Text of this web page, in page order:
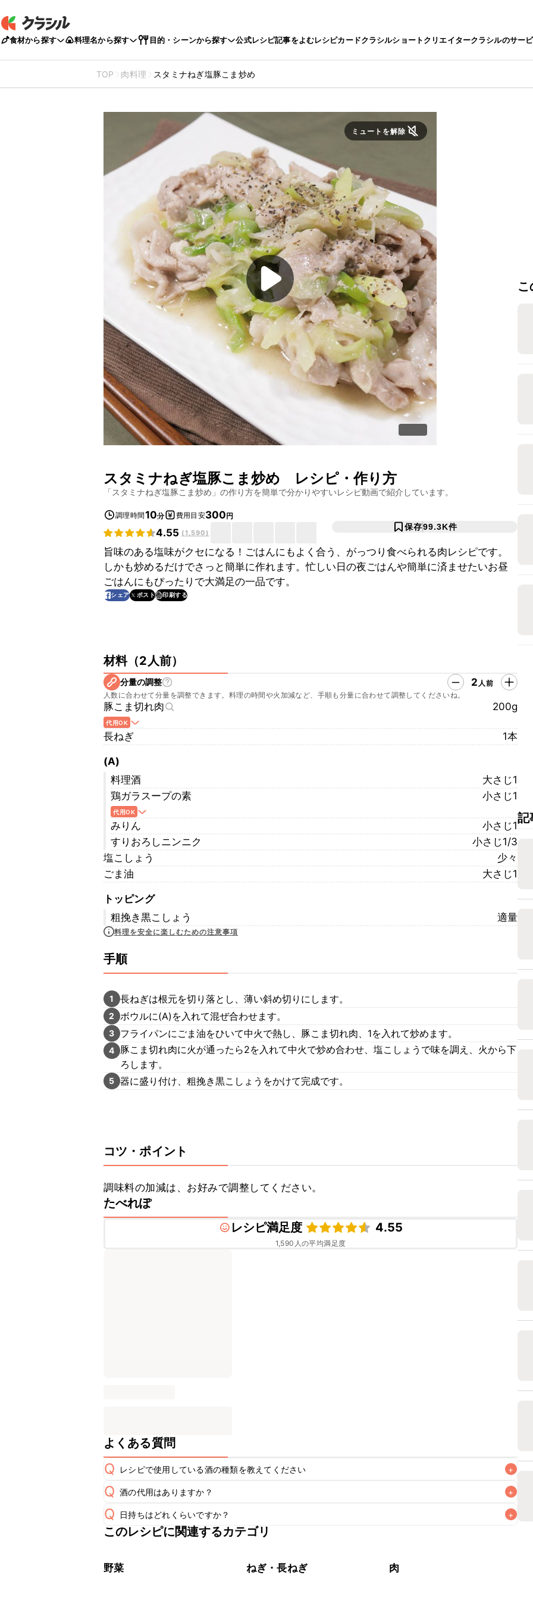
食材から探す 料理名から探す 目的・シーンから探す 公式レシピ記事をよむレシピカードクラシルショートクリエイタークラシルのサー
TOP 肉料理 スタミナねぎ塩豚こま炒め
ミュートを解除
スタミナねぎ塩豚こま炒め レシピ・作り方
「スタミナねぎ塩豚こま炒め 」の作り方を簡単で分かりやすいレシピ動画で紹介しています。
調理時間10分 費用目安300円
4.55 (1,590)
保存99.3K件
旨味のある塩味がクセになる！ごはんにもよく合う、がっつり食べられる肉レシピです。
しかも炒めるだけでさっと簡単に作れます。忙しい日の夜ごはんや簡単に済ませたいお昼
ごはんにもぴったりで大満足の一品です。
シェア ポスト 印刷する
材料（2人前）
分量の調整 2 人前
人数に合わせて分量を調整できます。料理の時間や火加減など、手順も分量に合わせて調整してくださいね。
豚こま切れ肉 200g
代用OK
長ねぎ 1本
(A)
料理酒
大さじ1
鶏ガラスープの素
小さじ1
代用OK
みりん
小さじ1
すりおろしニンニク
小さじ1/3
塩こしょう
少々
ごま油
大さじ1
トッピング
粗挽き黒こしょう
適量
料理を安全に楽しむための注意事項
手順
1 長ねぎは根元を切り落とし、薄い斜め切りにします。
2 ボウルに(A)を入れて混ぜ合わせます。
3 フライパンにごま油をひいて中火で熱し、豚こま切れ肉、1を入れて炒めます。
4
豚こま切れ肉に火が通ったら2を入れて中火で炒め合わせ、塩こしょうで味を調え、火から下
ろします。
5 器に盛り付け、粗挽き黒こしょうをかけて完成です。
コツ・ポイント
調味料の加減は、お好みで調整してください。
たべれぽ
レシピ満足度
4.55
1,590 人の平均満足度
よくある質問
Q レシピで使用している酒の種類を教えてください +
A
Q 酒の代用はありますか？ +
A
Q 日持ちはどれくらいですか？ +
保存期間は冷蔵で翌日中が目安です。なるべくお早めにお召し上がりください。
※日持ちは目安です。
このレシピに関連するカテゴリ
野菜 ねぎ・長ねぎ 肉
記